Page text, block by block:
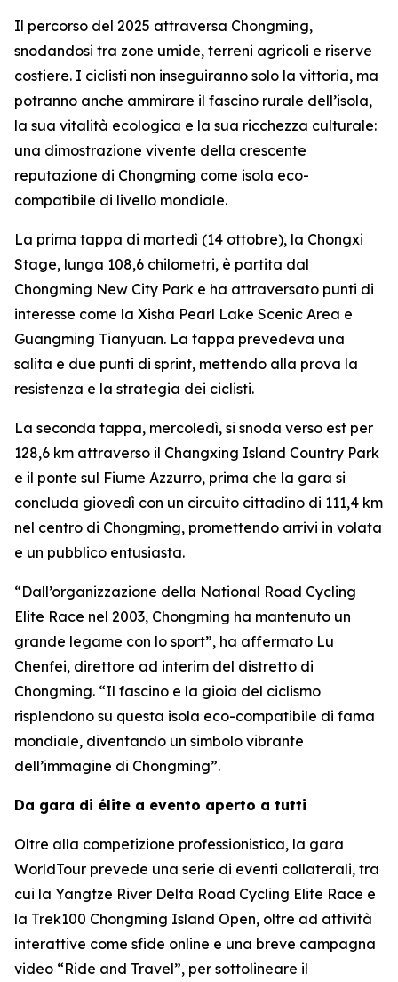
Il percorso del 2025 attraversa Chongming,
snodandosi tra zone umide, terreni agricoli e riserve
costiere. I ciclisti non inseguiranno solo la vittoria, ma
potranno anche ammirare il fascino rurale dell’isola,
la sua vitalità ecologica e la sua ricchezza culturale:
una dimostrazione vivente della crescente
reputazione di Chongming come isola eco-
compatibile di livello mondiale.
La prima tappa di martedì (14 ottobre), la Chongxi
Stage, lunga 108,6 chilometri, è partita dal
Chongming New City Park e ha attraversato punti di
interesse come la Xisha Pearl Lake Scenic Area e
Guangming Tianyuan. La tappa prevedeva una
salita e due punti di sprint, mettendo alla prova la
resistenza e la strategia dei ciclisti.
La seconda tappa, mercoledì, si snoda verso est per
128,6 km attraverso il Changxing Island Country Park
e il ponte sul Fiume Azzurro, prima che la gara si
concluda giovedì con un circuito cittadino di 111,4 km
nel centro di Chongming, promettendo arrivi in volata
e un pubblico entusiasta.
“Dall’organizzazione della National Road Cycling
Elite Race nel 2003, Chongming ha mantenuto un
grande legame con lo sport”, ha affermato Lu
Chenfei, direttore ad interim del distretto di
Chongming. “Il fascino e la gioia del ciclismo
risplendono su questa isola eco-compatibile di fama
mondiale, diventando un simbolo vibrante
dell’immagine di Chongming”.
Da gara di élite a evento aperto a tutti
Oltre alla competizione professionistica, la gara
WorldTour prevede una serie di eventi collaterali, tra
cui la Yangtze River Delta Road Cycling Elite Race e
la Trek100 Chongming Island Open, oltre ad attività
interattive come sfide online e una breve campagna
video “Ride and Travel”, per sottolineare il